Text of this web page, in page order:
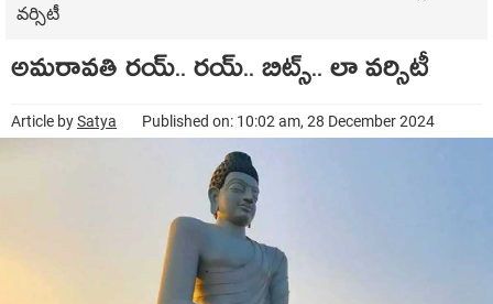
వర్సిటీ
అమరావతి రయ్.. రయ్.. బిట్స్.. లా వర్సిటీ
Article bySatya Published on: 10:02 am, 28 December 2024